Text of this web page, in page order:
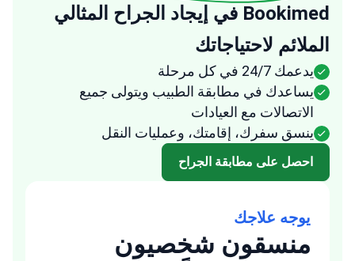
Bookimed في إيجاد الجراح المثالي
الملائم لاحتياجاتك
يدعمك 24/7 في كل مرحلة
يساعدك في مطابقة الطبيب ويتولى جميع
الاتصالات مع العيادات
ينسق سفرك، إقامتك، وعمليات النقل
احصل على مطابقة الجراح
يوجه علاجك
منسقون شخصيون